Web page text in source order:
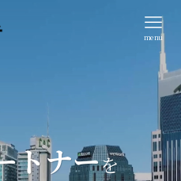
menu
トナーを